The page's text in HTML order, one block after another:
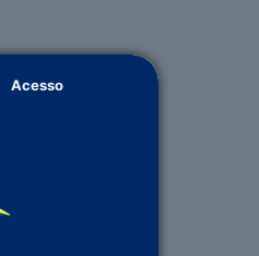
Acesso